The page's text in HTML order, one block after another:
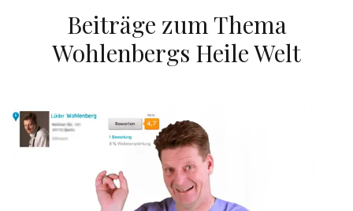
Beiträge zum Thema
Wohlenbergs Heile Welt